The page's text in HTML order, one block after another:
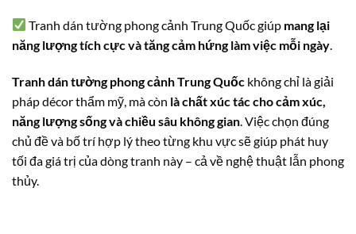
Tranh dán tường phong cảnh Trung Quốc giúp mang lại
năng lượng tích cực và tăng cảm hứng làm việc mỗi ngày
Tranh dán tường phong cảnh Trung Quốc không chỉ là giải
pháp décor thẩm mỹ, mà còn là chất xúc tác cho cảm xúc,
năng lượng sống và chiều sâu không gian . Việc chọn đúng
chủ đề và bố trí hợp lý theo từng khu vực sẽ giúp phát huy
tối đa giá trị của dòng tranh này – cả về nghệ thuật lẫn phong
thủy.